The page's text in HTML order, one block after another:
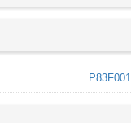
P83F001